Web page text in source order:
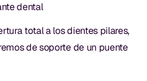
dental
total a los dientes pilares,
de soporte de un puente